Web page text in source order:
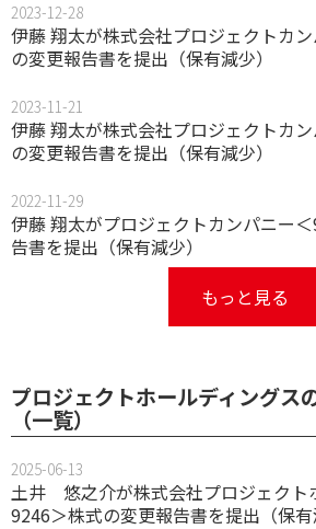
2023-12-28
伊藤 翔太が株式会社プロジェクトカ
の変更報告書を提出（保有減少）
2023-11-21
伊藤 翔太が株式会社プロジェクトカ
の変更報告書を提出（保有減少）
2022-11-29
伊藤 翔太がプロジェクトカンパニー
告書を提出（保有減少）
もっと見る
プロジェクトホールディングス
（一覧）
2025-06-13
土井 悠之介が株式会社プロジェクト
9246＞株式の変更報告書を提出（保有